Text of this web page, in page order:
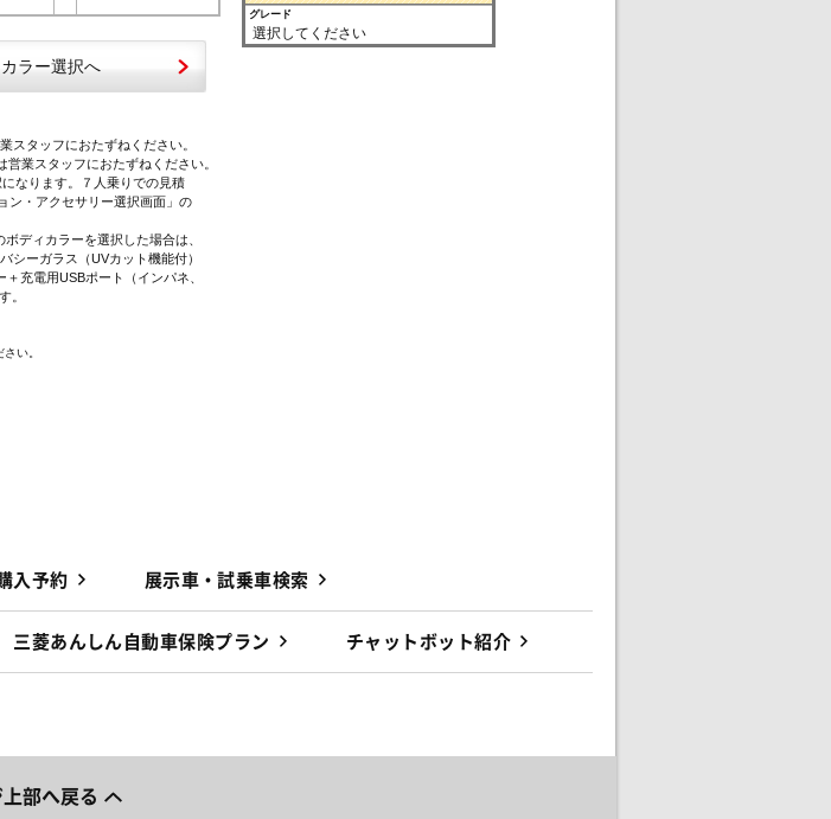
カラー選択へ
スタッフにおたずねください。
業スタッフにおたずねください。
なります。７人乗りでの見積
ン・アクセサリー選択画面」の
ディカラーを選択した場合は、
ーガラス（UVカット機能付）
充電用USBポート（インパネ、
。
い。
グレード
選択してください
入予約 展示車・試乗車検索
三菱あんしん自動車保険プラン チャットボット紹介
部へ戻る